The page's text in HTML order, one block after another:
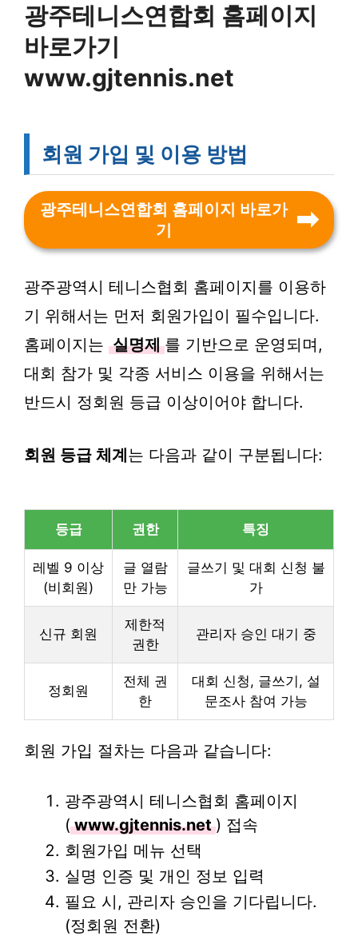
광주테니스연합회 홈페이지
바로가기
www.gjtennis.net
회원 가입 및 이용 방법
광주테니스연합회 홈페이지 바로가
기
광주광역시 테니스협회 홈페이지를 이용하
기 위해서는 먼저 회원가입이 필수입니다.
홈페이지는 실명제 를 기반으로 운영되며,
대회 참가 및 각종 서비스 이용을 위해서는
반드시 정회원 등급 이상이어야 합니다.
회원 등급 체계는 다음과 같이 구분됩니다:
등급 권한 특징
레벨 9 이상
(비회원)
글 열람
만 가능
글쓰기 및 대회 신청 불
가
신규 회원
제한적
권한
관리자 승인 대기 중
정회원
전체 권
한
대회 신청, 글쓰기, 설
문조사 참여 가능
회원 가입 절차는 다음과 같습니다:
광주광역시 테니스협회 홈페이지
( www.gjtennis.net ) 접속
회원가입 메뉴 선택
실명 인증 및 개인 정보 입력
필요 시, 관리자 승인을 기다립니다.
(정회원 전환)